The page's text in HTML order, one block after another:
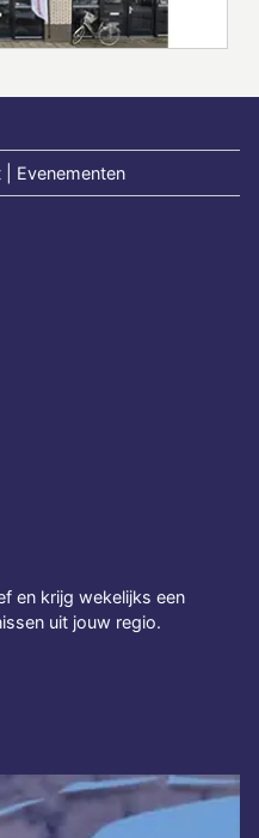
Evenementen
en krijg wekelijks een
uit jouw regio.